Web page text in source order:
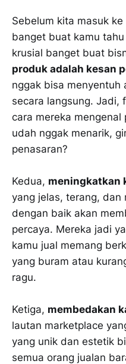
Sebelum kita masuk
banget buat kamu
krusial banget buat
produk adalah kesan
nggak bisa menyentuh
secara langsung. Jadi,
cara mereka
udah nggak menarik,
penasaran?
Kedua, meningkatkan
yang jelas, terang, dan
dengan baik akan
percaya. Mereka jadi
kamu jual memang
yang buram atau
ragu.
Ketiga, membedakan
lautan marketplace
yang unik dan estetik
semua orang jualan